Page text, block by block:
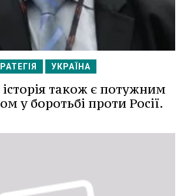
УКРАЇНА
історія також є потужним
у боротьбі проти Росії.